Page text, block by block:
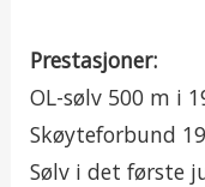
Prestasjoner:
OL-sølv 500 m i
Skøyteforbund
Sølv i det første